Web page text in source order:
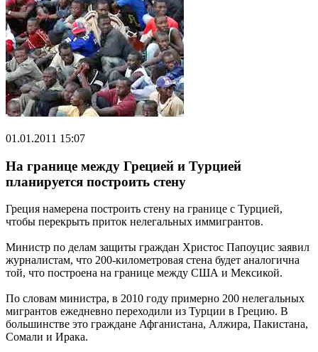
01.01.2011 15:07
На границе между Грецией и Турцией
планируется построить стену
Греция намерена построить стену на границе с Турцией,
чтобы перекрыть приток нелегальных иммигрантов.
Министр по делам защиты граждан Христос Папоуцис заявил
журналистам, что 200-километровая стена будет аналогична
той, что построена на границе между США и Мексикой.
По словам министра, в 2010 году примерно 200 нелегальных
мигрантов ежедневно переходили из Турции в Грецию. В
большинстве это граждане Афганистана, Алжира, Пакистана,
Сомали и Ирака.